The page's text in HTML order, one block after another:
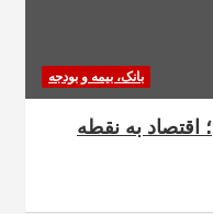
بانک، بیمه و بودجه
اقتصاد به نقطه